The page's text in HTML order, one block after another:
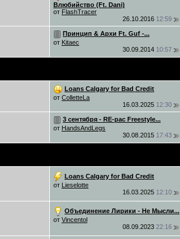
Влюбийство (Ft. Dani)
от FlashTracer
26.10.2016 12:59
Принцип & Архи Ft. Guf -...
от Kitaec
30.09.2014 10:57
Loans Calgary for Bad Credit
от ColletteLa
16.03.2025 12:30
3 сентября - RE-pac Freestyle...
от HandsAndLegs
30.08.2015 17:43
Loans Calgary for Bad Credit
от Lieselotte
16.03.2025 12:10
Объединение Лирики - Не Мысли...
от Vincentol
08.09.2023 22:16